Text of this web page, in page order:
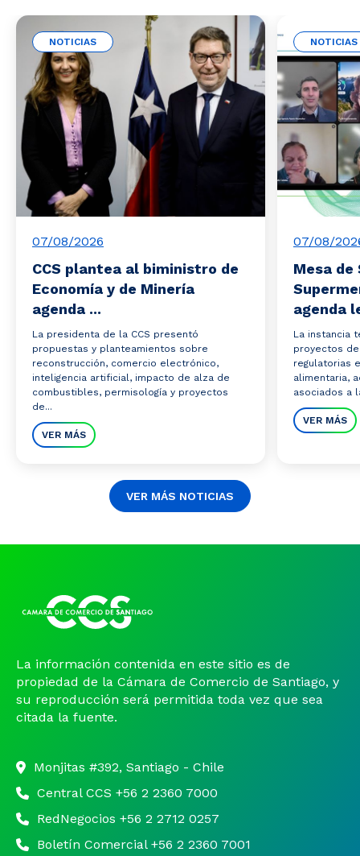
NOTICIAS
07/08/2026
CCS plantea al biministro de
Economía y de Minería
agenda ...
La presidenta de la CCS presentó
propuestas y planteamientos sobre
reconstrucción, comercio electrónico,
inteligencia artificial, impacto de alza de
combustibles, permisología y proyectos
de...
VER MÁS
NOTICIAS
07/08/
Mesa de
agenda
La instancia
proyectos
regulatorias
alimentaria,
asociados a
VER MÁS
VER MÁS NOTICIAS
La información contenida en este sitio es de
propiedad de la Cámara de Comercio de Santiago, y
su reproducción será permitida toda vez que sea
citada la fuente.
Monjitas #392, Santiago - Chile
Central CCS +56 2 2360 7000
RedNegocios +56 2 2712 0257
Boletín Comercial +56 2 2360 7001